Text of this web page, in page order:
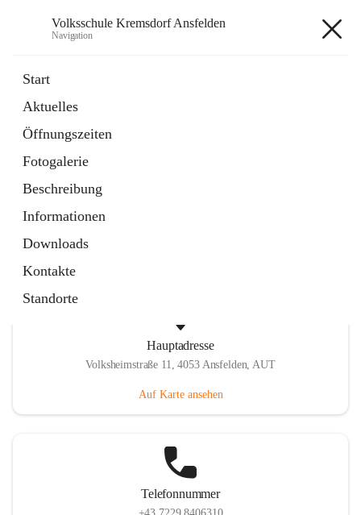
Volksschule Kremsdorf Ansfelden
Navigation
Start
Aktuelles
Öffnungszeiten
Fotogalerie
Beschreibung
Informationen
Downloads
Kontakte
Standorte
Termine
Artikel
öffnet
in
neuem
Tab
Artikel
in
Tab
Hauptadresse
Volksheimstraße 11, 4053 Ansfelden, AUT
Auf Karte ansehen
Telefonnummer